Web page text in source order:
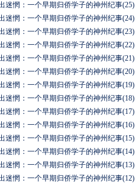
迷惘：一个早期归侨学子的神州纪事(25)
迷惘：一个早期归侨学子的神州纪事(24)
迷惘：一个早期归侨学子的神州纪事(23)
迷惘：一个早期归侨学子的神州纪事(22)
迷惘：一个早期归侨学子的神州纪事(21)
迷惘：一个早期归侨学子的神州纪事(20)
迷惘：一个早期归侨学子的神州纪事(19)
迷惘：一个早期归侨学子的神州纪事(18)
迷惘：一个早期归侨学子的神州纪事(17)
迷惘：一个早期归侨学子的神州纪事(16)
迷惘：一个早期归侨学子的神州纪事(15)
迷惘：一个早期归侨学子的神州纪事(14)
迷惘：一个早期归侨学子的神州纪事(13)
迷惘：一个早期归侨学子的神州纪事(12)